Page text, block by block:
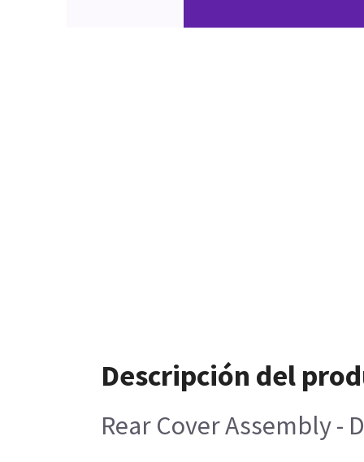
Descripción del
Rear Cover Assembly -